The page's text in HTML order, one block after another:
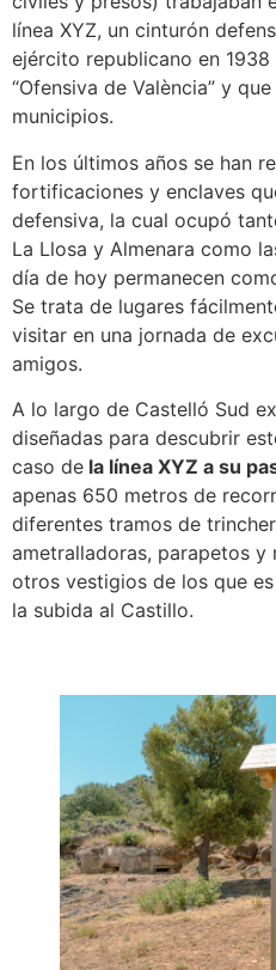
línea XYZ, un cinturón
ejército republicano en
“Ofensiva de València” y
municipios.
En los últimos años se han
fortificaciones y enclaves
defensiva, la cual ocupó
La Llosa y Almenara como
día de hoy permanecen
Se trata de lugares
visitar en una jornada de
amigos.
A lo largo de Castelló Sud
diseñadas para descubrir
caso de la línea XYZ a su
apenas 650 metros de
diferentes tramos de
ametralladoras, parapetos y
otros vestigios de los que
la subida al Castillo.